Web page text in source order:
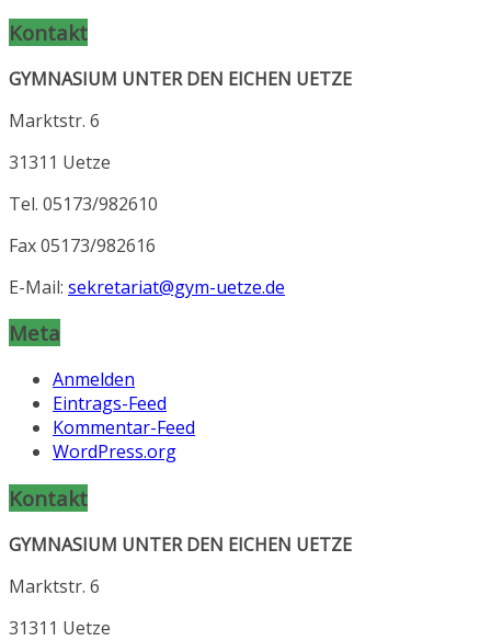
Kontakt
GYMNASIUM UNTER DEN EICHEN UETZE
Marktstr. 6
31311 Uetze
Tel. 05173/982610
Fax 05173/982616
E-Mail: sekretariat@gym-uetze.de
Meta
Anmelden
Eintrags-Feed
Kommentar-Feed
WordPress.org
Kontakt
GYMNASIUM UNTER DEN EICHEN UETZE
Marktstr. 6
31311 Uetze